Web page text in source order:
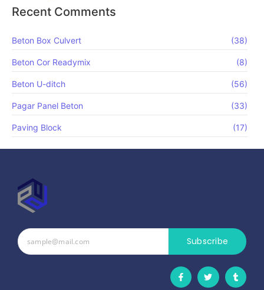
Recent Comments
Beton Box Culvert (38)
Beton Cor Readymix (8)
Beton U-ditch (56)
Pagar Panel Beton (33)
Paving Block (17)
Subscribe